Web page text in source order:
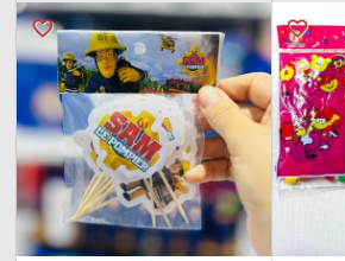
favorite_border
favorite_border